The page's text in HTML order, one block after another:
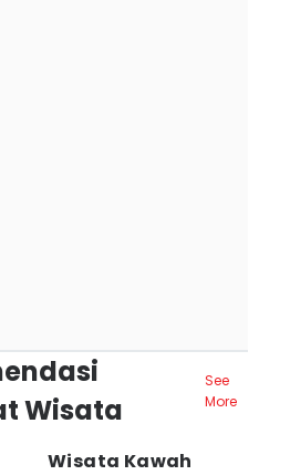
Wisata
See
More
Wisata Kawah